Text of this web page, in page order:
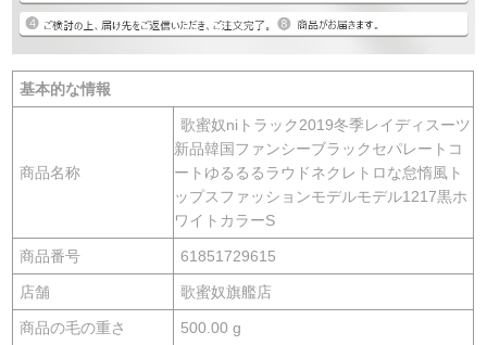
基本的な情報
商品名称
歌蜜奴niトラック2019冬季レイディスーツ
新品韓国ファンシーブラックセパレートコ
ートゆるるるラウドネクレトロな怠惰風ト
ップスファッションモデルモデル1217黒ホ
ワイトカラーS
商品番号 61851729615
店舗 歌蜜奴旗艦店
商品の毛の重さ 500.00 g